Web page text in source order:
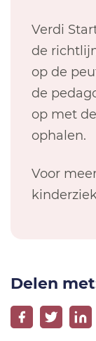
Verdi
de
op de
de
op met
ophalen.
Voor
Delen